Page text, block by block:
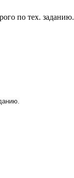
по тех. заданию.